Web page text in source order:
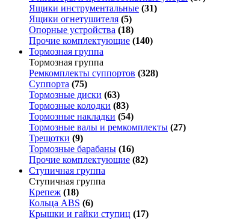
Ящики инструментальные (31)
Ящики огнетушителя (5)
Опорные устройства (18)
Прочие комплектующие (140)
Тормозная группа
Тормозная группа
Ремкомплекты суппортов (328)
Суппорта (75)
Тормозные диски (63)
Тормозные колодки (83)
Тормозные накладки (54)
Тормозные валы и ремкомплекты (27)
Трещотки (9)
Тормозные барабаны (16)
Прочие комплектующие (82)
Ступичная группа
Ступичная группа
Крепеж (18)
Кольца ABS (6)
Крышки и гайки ступиц (17)